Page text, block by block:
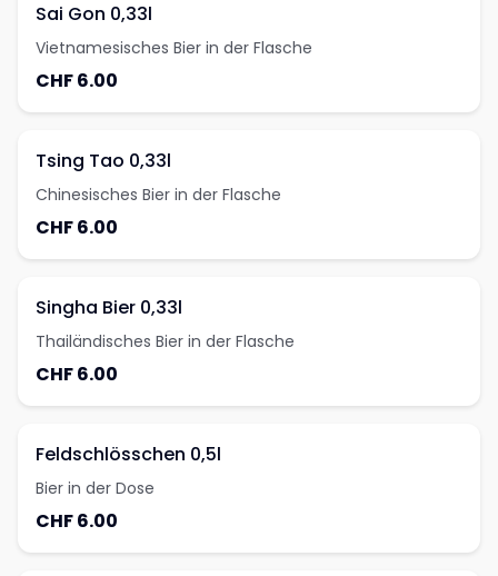
Sai Gon 0,33l
Vietnamesisches Bier in der Flasche
CHF 6.00
Tsing Tao 0,33l
Chinesisches Bier in der Flasche
CHF 6.00
Singha Bier 0,33l
Thailändisches Bier in der Flasche
CHF 6.00
Feldschlösschen 0,5l
Bier in der Dose
CHF 6.00